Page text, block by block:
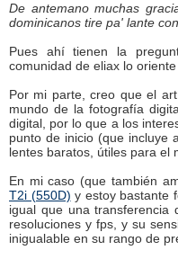
De antemano muchas
dominicanos tire pa' lante
Pues ahí tienen la
comunidad de eliax lo oriente
Por mi parte, creo que el
mundo de la fotografía
digital, por lo que a los
punto de inicio (que incluye
lentes baratos, útiles para el
En mi caso (que también
T2i (550D) y estoy bastante
igual que una
resoluciones y fps, y su
inigualable en su rango de